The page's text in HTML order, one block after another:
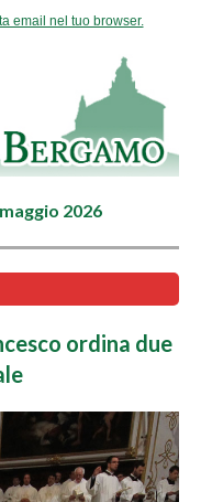
email nel tuo browser.
2026
ordina due